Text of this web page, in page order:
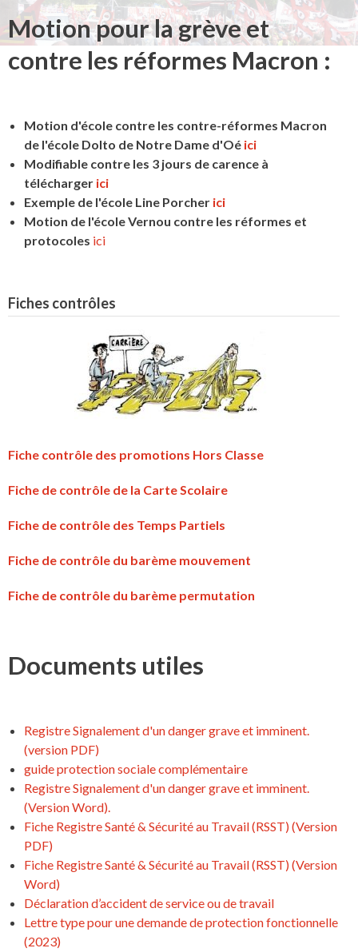
Motion pour la grève et
contre les réformes Macron :
Motion d'école contre les contre-réformes Macron
de l'école Dolto de Notre Dame d'Oé ici
Modifiable contre les 3 jours de carence à
télécharger ici
Exemple de l'école Line Porcher ici
Motion de l'école Vernou contre les réformes et
protocoles ici
Fiches contrôles
Fiche contrôle des promotions Hors Classe
Fiche de contrôle de la Carte Scolaire
Fiche de contrôle des Temps Partiels
Fiche de contrôle du barème mouvement
Fiche de contrôle du barème permutation
Documents utiles
Registre Signalement d'un danger grave et imminent.
(version PDF)
guide protection sociale complémentaire
Registre Signalement d'un danger grave et imminent.
(Version Word).
Fiche Registre Santé & Sécurité au Travail (RSST) (Version
PDF)
Fiche Registre Santé & Sécurité au Travail (RSST) (Version
Word)
Déclaration d’accident de service ou de travail
Lettre type pour une demande de protection fonctionnelle
(2023)